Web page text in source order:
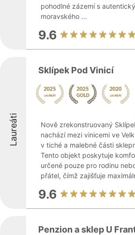
pohodlné zázemí s
moravského ...
9.6
Laureáti
Sklípek Pod Vinicí
Nově zrekonstruovaný
nachází mezi vinicemi ve
v tiché a malebné části
Tento objekt poskytuje
určené pouze pro rodinu
přátel, čímž zajišťuje
9.6
Penzion a sklep U